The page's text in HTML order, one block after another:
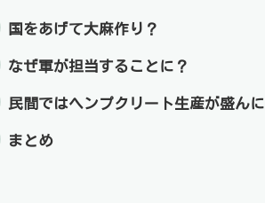
国をあげて大麻作り？
なぜ軍が担当することに？
民間ではヘンプクリート生産が盛んに
まとめ